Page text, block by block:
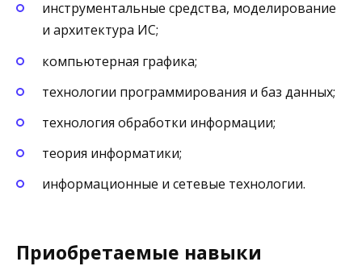
инструментальные средства, моделирование
и архитектура ИС;
компьютерная графика;
технологии программирования и баз данных;
технология обработки информации;
теория информатики;
информационные и сетевые технологии.
Приобретаемые навыки